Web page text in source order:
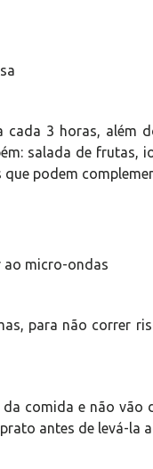
cada 3 horas, além
salada de frutas,
podem
ao micro-ondas
para não correr
comida e não vão
antes de levá-la